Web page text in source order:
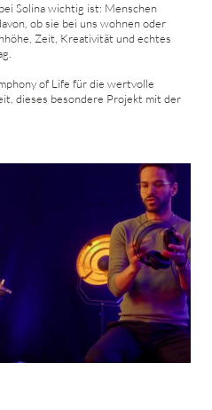
Solina wichtig ist: Menschen
ob sie bei uns wohnen oder
Zeit, Kreativität und echtes
of Life für die wertvolle
dieses besondere Projekt mit der